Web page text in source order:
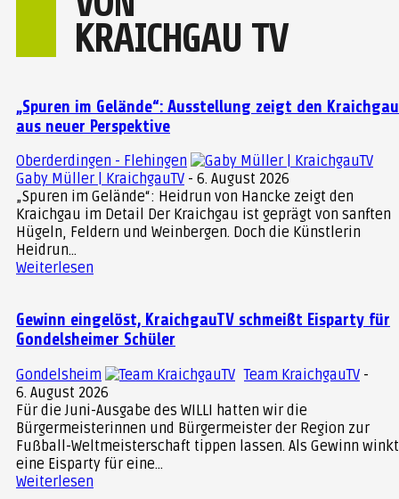
KRAICHGAU TV
„Spuren im Gelände“: Ausstellung zeigt den Kraichgau
aus neuer Perspektive
Oberderdingen - Flehingen
Gaby Müller | KraichgauTV - 6. August 2026
„Spuren im Gelände“: Heidrun von Hancke zeigt den
Kraichgau im Detail Der Kraichgau ist geprägt von sanften
Hügeln, Feldern und Weinbergen. Doch die Künstlerin
Heidrun...
Weiterlesen
Gewinn eingelöst, KraichgauTV schmeißt Eisparty für
Gondelsheimer Schüler
Gondelsheim Team KraichgauTV -
6. August 2026
Für die Juni-Ausgabe des WILLI hatten wir die
Bürgermeisterinnen und Bürgermeister der Region zur
Fußball-Weltmeisterschaft tippen lassen. Als Gewinn
eine Eisparty für eine...
Weiterlesen